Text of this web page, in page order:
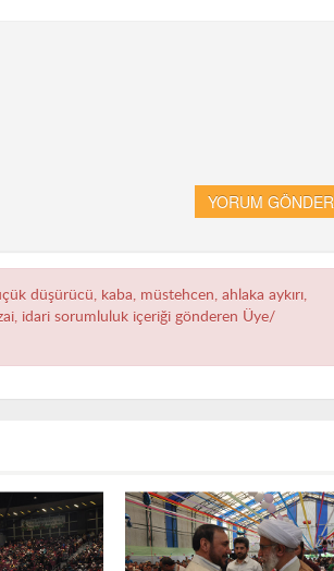
YORUM GÖNDER
düşürücü, kaba, müstehcen, ahlaka aykırı,
idari sorumluluk içeriği gönderen Üye/